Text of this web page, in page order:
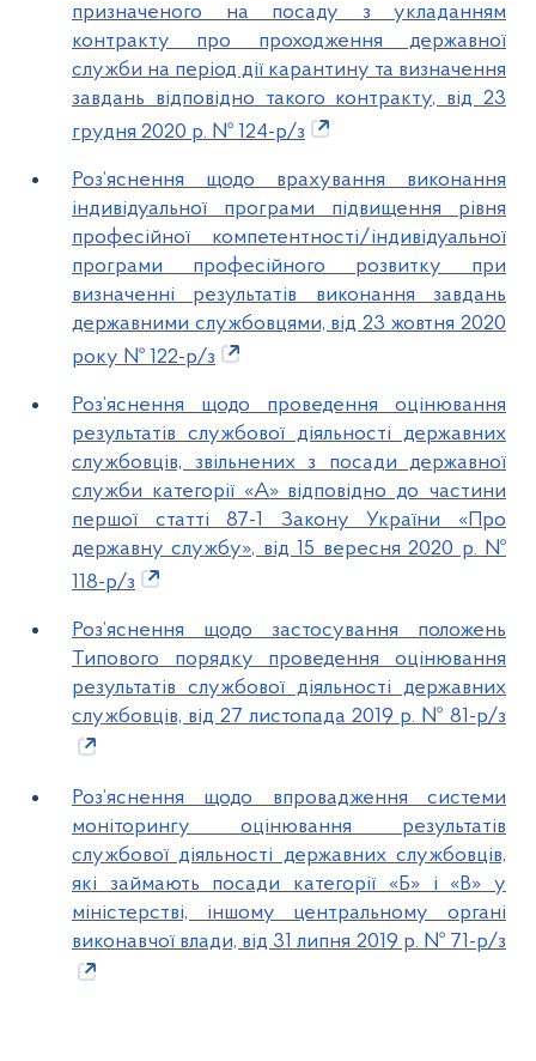
призначеного на посаду з укладанням
контракту про проходження державної
служби на період дії карантину та визначення
завдань відповідно такого контракту, від 23
грудня 2020 р. № 124-р/з
Роз’яснення щодо врахування виконання
індивідуальної програми підвищення рівня
професійної компетентності/індивідуальної
програми професійного розвитку при
визначенні результатів виконання завдань
державними службовцями, від 23 жовтня 2020
року № 122-р/з
Роз’яснення щодо проведення оцінювання
результатів службової діяльності державних
службовців, звільнених з посади державної
служби категорії «А» відповідно до частини
першої статті 87-1 Закону України «Про
державну службу», від 15 вересня 2020 р. №
118-р/з
Роз’яснення щодо застосування положень
Типового порядку проведення оцінювання
результатів службової діяльності державних
службовців, від 27 листопада 2019 р. № 81-р/з
Роз’яснення щодо впровадження системи
моніторингу оцінювання результатів
службової діяльності державних службовців,
які займають посади категорії «Б» і «В» у
міністерстві, іншому центральному органі
виконавчої влади, від 31 липня 2019 р. № 71-р/з